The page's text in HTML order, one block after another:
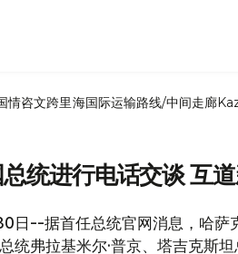
情咨文跨里海国际运输路线/中间走廊
统进行电话交谈 互
日--据首任总统官网消息，哈萨
统弗拉基米尔·普京、塔吉克斯